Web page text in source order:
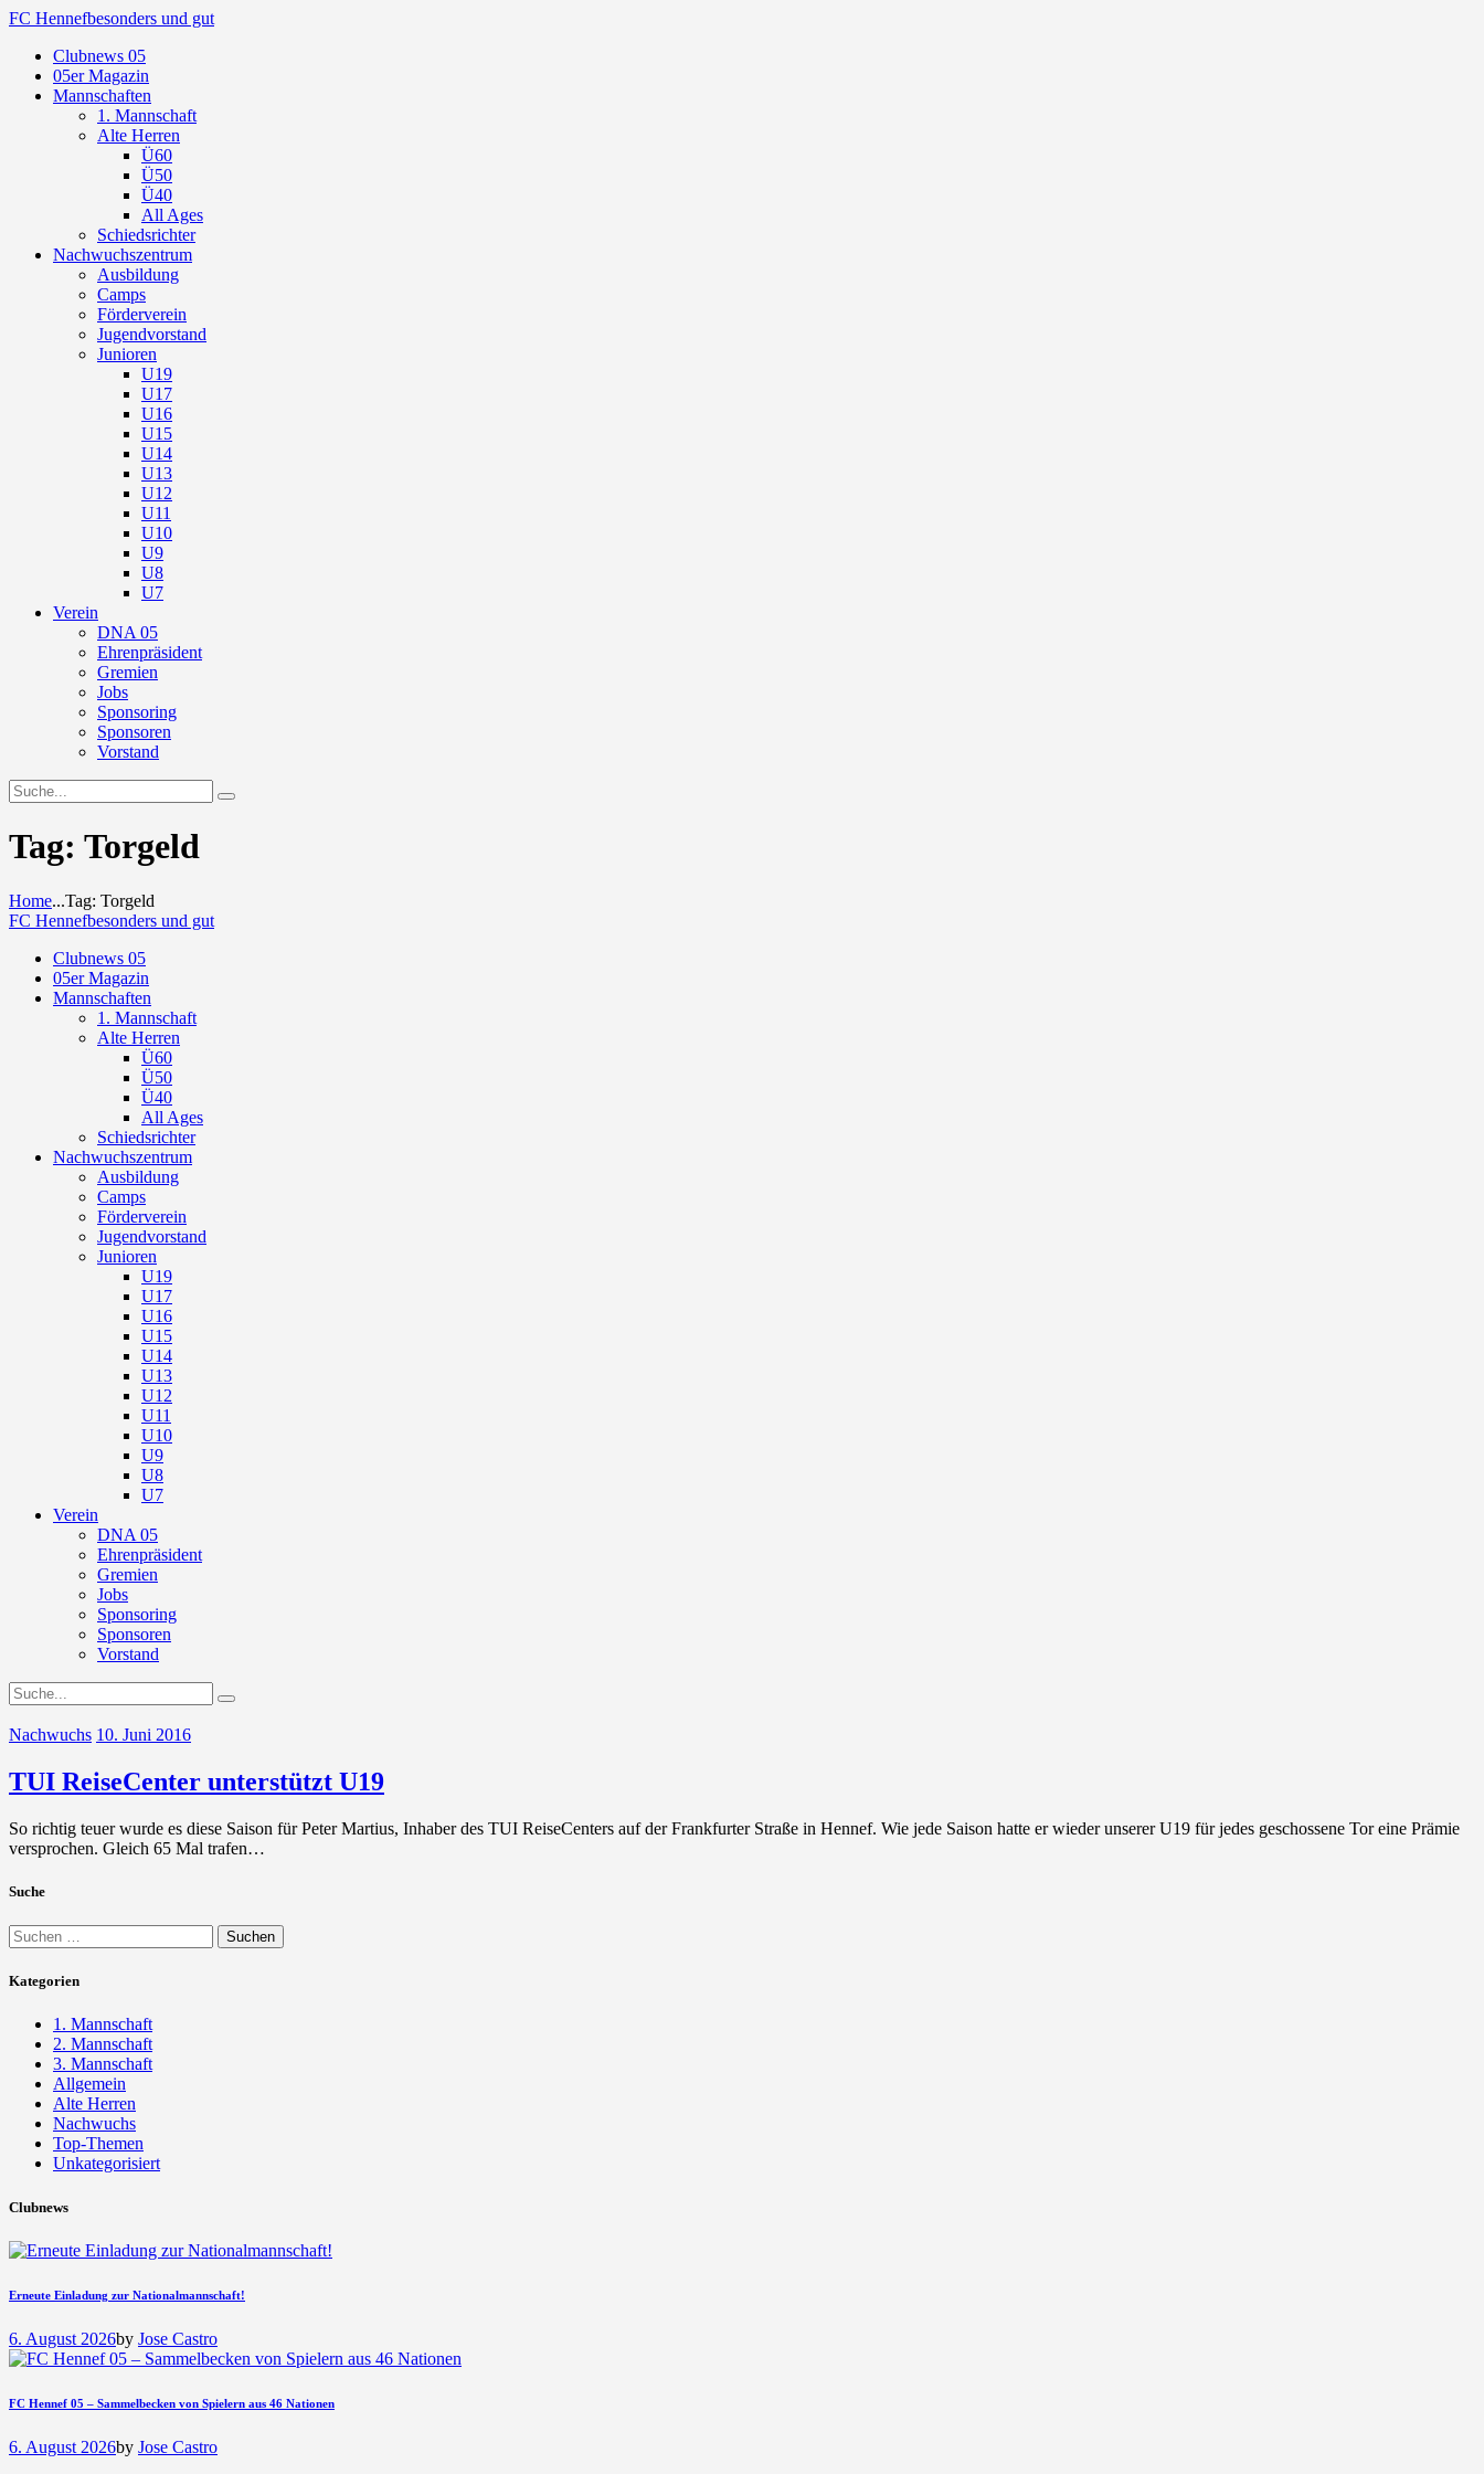
FC Hennefbesonders und gut
Clubnews 05
05er Magazin
Mannschaften
1. Mannschaft
Alte Herren
Ü60
Ü50
Ü40
All Ages
Schiedsrichter
Nachwuchszentrum
Ausbildung
Camps
Förderverein
Jugendvorstand
Junioren
U19
U17
U16
U15
U14
U13
U12
U11
U10
U9
U8
U7
Verein
DNA 05
Ehrenpräsident
Gremien
Jobs
Sponsoring
Sponsoren
Vorstand
Tag: Torgeld
Home...Tag: Torgeld
FC Hennefbesonders und gut
Clubnews 05
05er Magazin
Mannschaften
1. Mannschaft
Alte Herren
Ü60
Ü50
Ü40
All Ages
Schiedsrichter
Nachwuchszentrum
Ausbildung
Camps
Förderverein
Jugendvorstand
Junioren
U19
U17
U16
U15
U14
U13
U12
U11
U10
U9
U8
U7
Verein
DNA 05
Ehrenpräsident
Gremien
Jobs
Sponsoring
Sponsoren
Vorstand
Nachwuchs 10. Juni 2016
TUI ReiseCenter unterstützt U19
So richtig teuer wurde es diese Saison für Peter Martius, Inhaber des TUI ReiseCenters auf der Frankfurter Straße in Hennef. Wie jede Saison hatte er wieder unserer U19 für jedes geschossene Tor eine Prämie
versprochen. Gleich 65 Mal trafen…
Suche
Suchen
nach:
Kategorien
1. Mannschaft
2. Mannschaft
3. Mannschaft
Allgemein
Alte Herren
Nachwuchs
Top-Themen
Unkategorisiert
Clubnews
Erneute Einladung zur Nationalmannschaft!
6. August 2026by Jose Castro
FC Hennef 05 – Sammelbecken von Spielern aus 46 Nationen
6. August 2026by Jose Castro